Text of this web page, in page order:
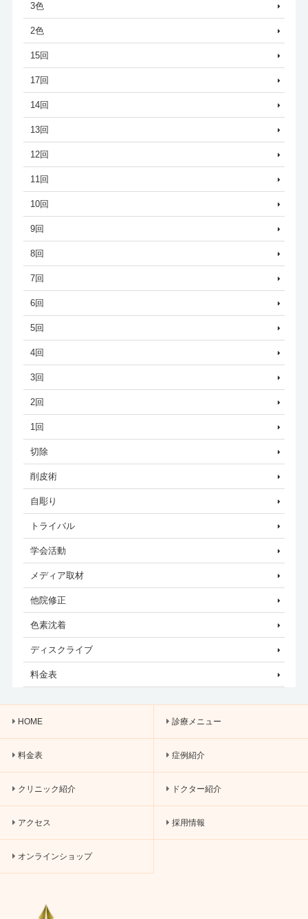
3色
2色
15回
17回
14回
13回
12回
11回
10回
9回
8回
7回
6回
5回
4回
3回
2回
1回
切除
削皮術
自彫り
トライバル
学会活動
メディア取材
他院修正
色素沈着
ディスクライブ
料金表
HOME 診療メニュー
料金表 症例紹介
クリニック紹介 ドクター紹介
アクセス 採用情報
オンラインショップ